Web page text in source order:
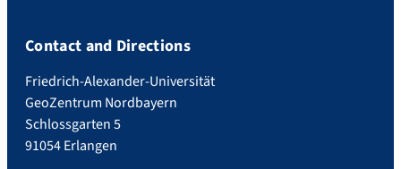
Contact and Directions
Friedrich-Alexander-Universität
GeoZentrum Nordbayern
Schlossgarten 5
91054 Erlangen